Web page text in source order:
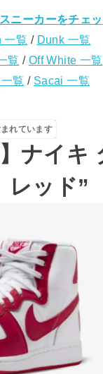
ニーカーをチェ
一覧 / Dunk 一覧
覧 / Off White 一覧
覧 / Sacai 一覧
れています
ナイキ
レッド”